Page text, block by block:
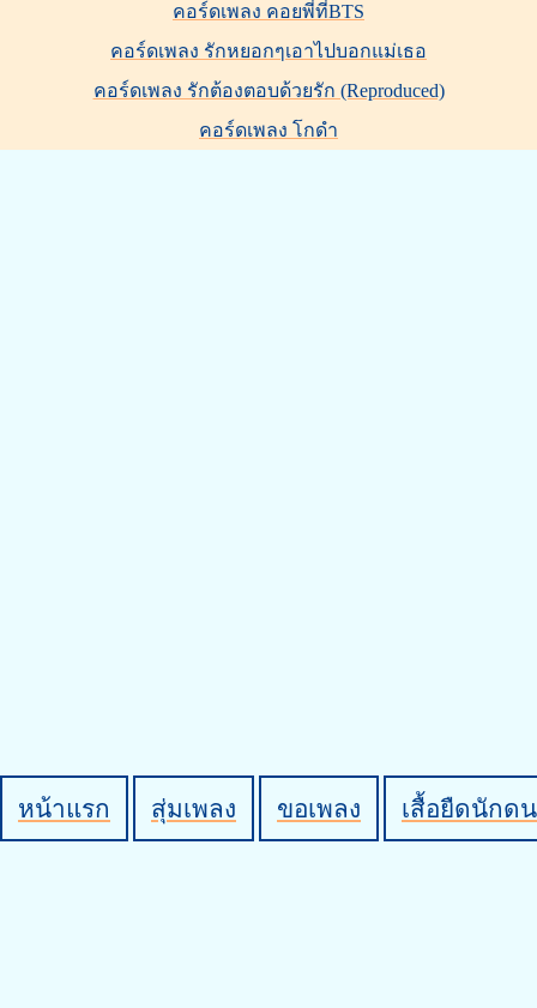
คอร์ดเพลง คอยพี่ที่BTS
คอร์ดเพลง รักหยอกๆเอาไปบอกแม่เธอ
คอร์ดเพลง รักต้องตอบด้วยรัก (Reproduced)
คอร์ดเพลง โกดำ
หน้าแรก สุ่มเพลง ขอเพลง เสื้อยืดนักด